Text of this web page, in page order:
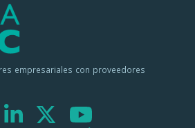
empresariales con proveedores